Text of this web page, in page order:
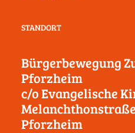
STANDORT
Bürgerbewegung
Pforzheim
c/o Evangelische
Melanchthonstraße
Pforzheim